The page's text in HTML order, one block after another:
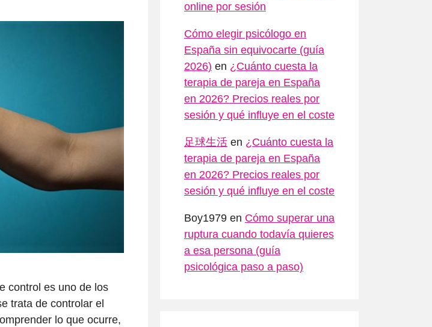
control es uno de los
trata de controlar el
lo que ocurre,
online por sesión
Cómo elegir psicólogo en
España sin equivocarte (guía
2026) en ¿Cuánto cuesta la
terapia de pareja en España
en 2026? Precios reales por
sesión y qué influye en el coste
足球生活 en ¿Cuánto cuesta la
terapia de pareja en España
en 2026? Precios reales por
sesión y qué influye en el coste
Boy1979 en Cómo superar una
ruptura cuando todavía quieres
a esa persona (guía
psicológica paso a paso)